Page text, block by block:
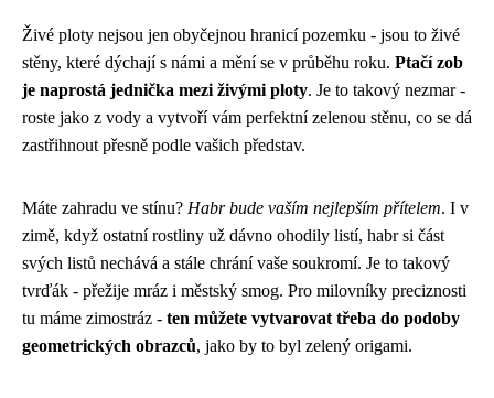
Živé ploty nejsou jen obyčejnou hranicí pozemku - jsou to živé
stěny, které dýchají s námi a mění se v průběhu roku. Ptačí zob
je naprostá jednička mezi živými ploty. Je to takový nezmar -
roste jako z vody a vytvoří vám perfektní zelenou stěnu, co se dá
zastřihnout přesně podle vašich představ.
Máte zahradu ve stínu? Habr bude vaším nejlepším přítelem. I v
zimě, když ostatní rostliny už dávno ohodily listí, habr si část
svých listů nechává a stále chrání vaše soukromí. Je to takový
tvrďák - přežije mráz i městský smog. Pro milovníky preciznosti
tu máme zimostráz - ten můžete vytvarovat třeba do podoby
geometrických obrazců, jako by to byl zelený origami.